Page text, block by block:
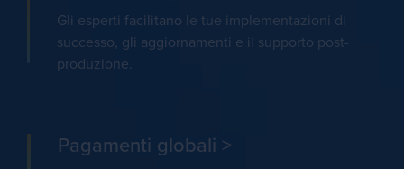
Gli esperti facilitano le tue implementazioni di
successo, gli aggiornamenti e il supporto post-
produzione.
Pagamenti globali >